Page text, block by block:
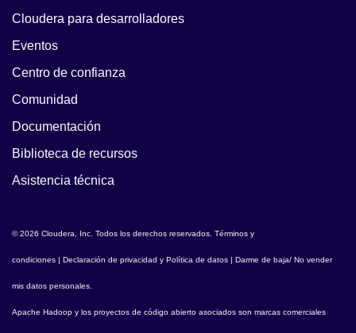
Cloudera para desarrolladores
Eventos
Centro de confianza
Comunidad
Documentación
Biblioteca de recursos
Asistencia técnica
© 2026 Cloudera, Inc. Todos los derechos reservados. Términos y
condiciones Declaración de privacidad y Política de datos Darme de baja/ No vender
mis datos personales.
Apache Hadoop y los proyectos de código abierto asociados son marcas comerciales